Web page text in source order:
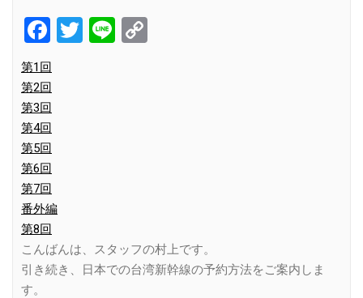
Facebook
Twitter
Line
第1回
第2回
第3回
第4回
第5回
第6回
第7回
番外編
第8回
こんばんは、スタッフの村上です。
引き続き、日本での台湾新幹線の予約方法をご案内しま
す。